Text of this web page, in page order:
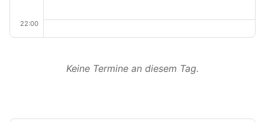
22:00
Keine Termine an diesem Tag.